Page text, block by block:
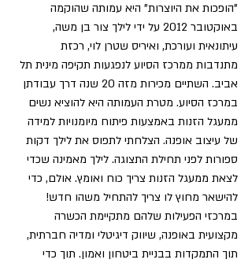
"הופכות את היוצרות" היא עמותה שהוקמה
באוקטובר 2012 על ידי לילך צור בן משה,
עיתונאית ועורכת, ואיריס שטרן לוי, רכזת
מתנדבות ממרכז הסיוע לנפגעות תקיפה מינית תל
אביב. השתיים מכירות מזה 20 שנה דרך עבודתן
במרכז הסיוע. מטרת העמותה היא להוציא נשים
ממעגל הזנות באמצעות פיתוח מיומנויות למידה
של עיצוב אופנה. הצלחתי לתפוס את לילך דקות
ספורות לפני תחילת התצוגה. לילך מאמינה שכדי
לצאת ממעגל הזנות צריך כוח ואומץ. אולם, כדי
להישאר מחוץ לו צריך להתחיל משהו חדש!
במרכזי הפעילות שלהם מתקיימת הכשרה
מקצועית באופנה, שיווק דיגיטלי ומדיה חברתית,
תוך התמקדות בבניית ביטחון ואמון. תוך כדי